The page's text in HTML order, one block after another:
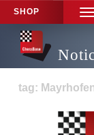
SHOP
tag: